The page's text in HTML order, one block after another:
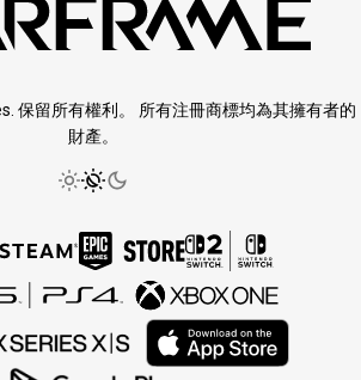
保留所有權利。 所有注冊商標均為其擁有者的
財產。